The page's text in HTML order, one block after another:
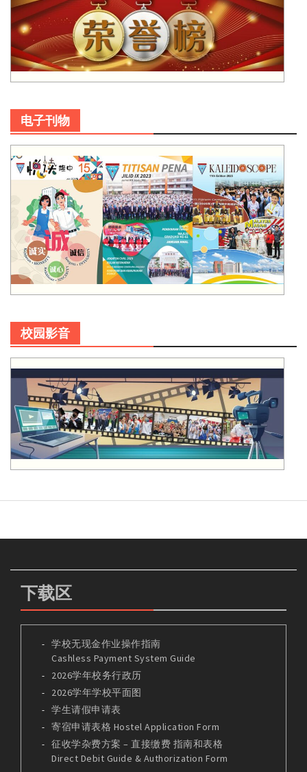
电子刊物
校园影音
下载区
学校无现金作业操作指南
Cashless Payment System Guide
2026学年校务行政历
2026学年学校平面图
学生请假申请表
寄宿申请表格 Hostel Application Form
征收学杂费方案 – 直接缴费 指南和表格
Direct Debit Guide & Authorization Form